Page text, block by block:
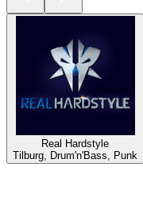
Real Hardstyle
Tilburg, Drum'n'Bass, Punk